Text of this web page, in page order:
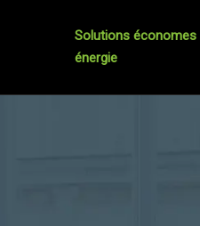
Solutions économes
énergie